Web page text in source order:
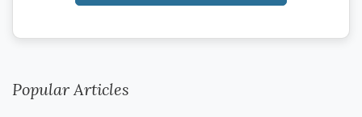
Popular Articles